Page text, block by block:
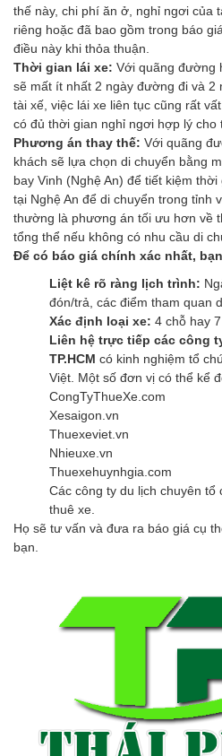
thế này, chi phí ăn ở, nghỉ ngơi của
riêng hoặc đã bao gồm trong báo
điều này khi thỏa thuận.
Thời gian lái xe: Với quãng đường
sẽ mất ít nhất 2 ngày đường đi và 2
tài xế, việc lái xe liên tục cũng rất
có đủ thời gian nghỉ ngơi hợp lý cho
Phương án thay thế: Với quãng
khách sẽ lựa chọn di chuyển bằng
bay Vinh (Nghệ An) để tiết kiệm
tại Nghệ An để di chuyển trong tỉnh
thường là phương án tối ưu hơn về
tổng thể nếu không có nhu cầu di
Để có báo giá chính xác nhất,
Liệt kê rõ ràng lịch trình:
đón/trả, các điểm tham quan
Xác định loại xe: 4 chỗ hay
Liên hệ trực tiếp các công
TP.HCM có kinh nghiệm tổ
Việt. Một số đơn vị có thể kể
CongTyThueXe.com
Xesaigon.vn
Thuexeviet.vn
Nhieuxe.vn
Thuexehuynhgia.com
Các công ty du lịch chuyên
thuê xe.
Họ sẽ tư vấn và đưa ra báo giá cụ
bạn.